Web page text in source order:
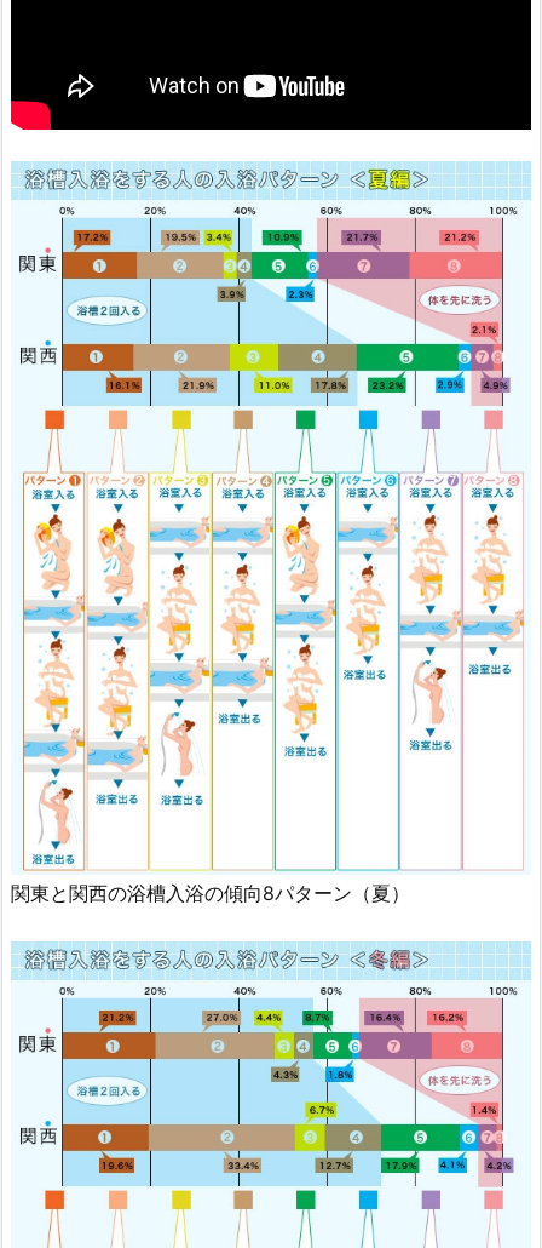
関東と関西の浴槽入浴の傾向8パターン（夏）